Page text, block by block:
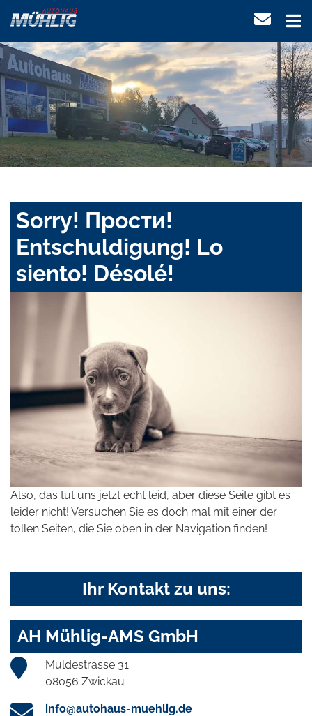
Sorry! Прости!
Entschuldigung! Lo
siento! Désolé!
Also, das tut uns jetzt echt leid, aber diese Seite gibt es
leider nicht! Versuchen Sie es doch mal mit einer der
tollen Seiten, die Sie oben in der Navigation finden!
Ihr Kontakt zu uns:
AH Mühlig-AMS GmbH
Muldestrasse 31
08056 Zwickau
info@autohaus-muehlig.de